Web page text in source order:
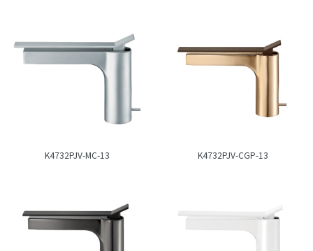
K4732PJV-MC-13 K4732PJV-CGP-13